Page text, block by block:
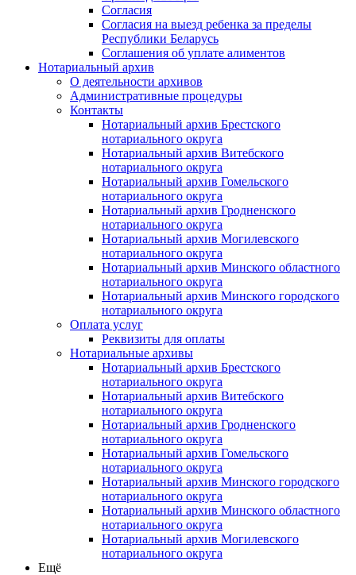
Согласия
Согласия на выезд ребенка за пределы
Республики Беларусь
Соглашения об уплате алиментов
Нотариальный архив
О деятельности архивов
Административные процедуры
Контакты
Нотариальный архив Брестского
нотариального округа
Нотариальный архив Витебского
нотариального округа
Нотариальный архив Гомельского
нотариального округа
Нотариальный архив Гродненского
нотариального округа
Нотариальный архив Могилевского
нотариального округа
Нотариальный архив Минского областного
нотариального округа
Нотариальный архив Минского городского
нотариального округа
Оплата услуг
Реквизиты для оплаты
Нотариальные архивы
Нотариальный архив Брестского
нотариального округа
Нотариальный архив Витебского
нотариального округа
Нотариальный архив Гродненского
нотариального округа
Нотариальный архив Гомельского
нотариального округа
Нотариальный архив Минского городского
нотариального округа
Нотариальный архив Минского областного
нотариального округа
Нотариальный архив Могилевского
нотариального округа
Ещё